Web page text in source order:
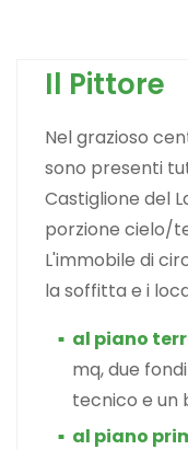
Il Pittore
Nel grazioso
sono presenti
Castiglione del
porzione cielo/
L'immobile di
la soffitta e i
al piano
mq, due
tecnico e un
al piano